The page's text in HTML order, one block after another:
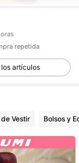
repetida
los artículos
Vestir Bolsos y